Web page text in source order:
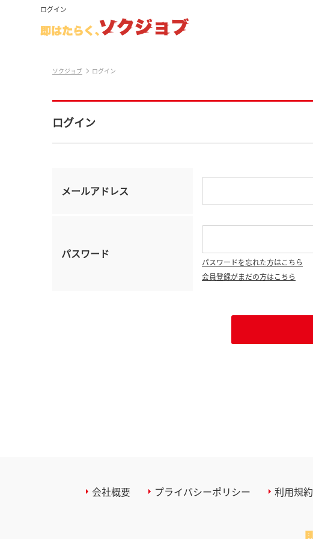
ログイン
ソクジョブ ログイン
ログイン
メールアドレス
パスワード
パスワードを忘れた方はこちら
会員登録がまだの方はこちら
会社概要 プライバシーポリシー 利用規約